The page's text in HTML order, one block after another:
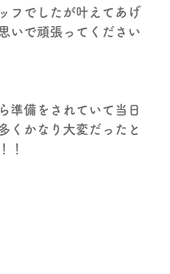
フでしたが叶えてあげ
いで頑張ってください
準備をされていて当日
くかなり大変だったと
！